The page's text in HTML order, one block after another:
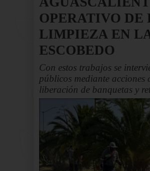
OPERATIVO DE
LIMPIEZA EN
ESCOBEDO
Con estos trabajos se
públicos mediante acciones
liberación de banquetas y